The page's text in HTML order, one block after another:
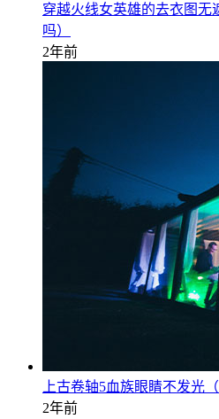
穿越火线女英雄的去衣图无
吗）
2年前
上古卷轴5血族眼睛不发光
2年前